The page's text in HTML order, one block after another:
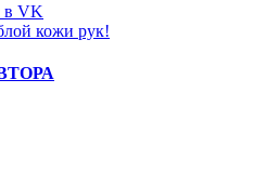
в VK
кожи рук!